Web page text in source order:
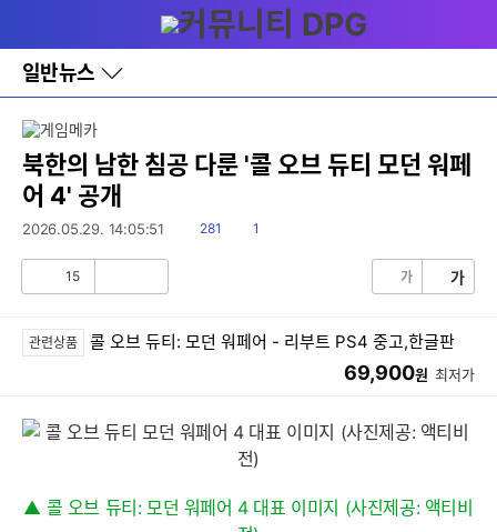
와
홈
일반뉴스
바
로
레
이
어
창
토
북한의 남한 침공 다룬 '콜 오브 듀티 모던 워페
어 4' 공개
2026.05.29. 14:05:51
읽
281
댓1
15 가 가
관련상품 콜 오브 듀티: 모던 워페어 - 리부트 PS4 중고,한글판
69,900원 최저가
▲ 콜 오브 듀티: 모던 워페어 4 대표 이미지 (사진제공: 액티비